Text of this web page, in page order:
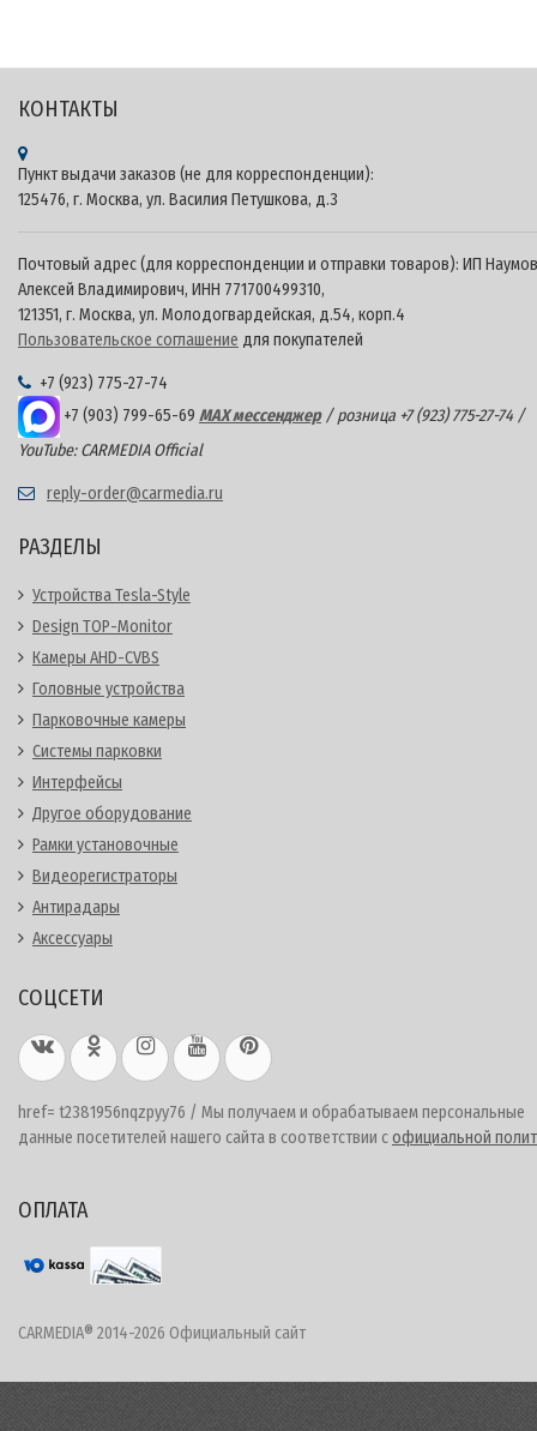
КОНТАКТЫ
Пункт выдачи заказов (не для корреспонденции):
125476, г. Москва, ул. Василия Петушкова, д.3
Почтовый адрес (для корреспонденции и отправки товаров): ИП Наумов
Алексей Владимирович, ИНН 771700499310,
121351, г. Москва, ул. Молодогвардейская, д.54, корп.4
Пользовательское соглашение для покупателей
+7 (923) 775-27-74
+7 (903) 799-65-69 MAX мессенджер/ розница +7 (923) 775-27-74 /
YouTube: CARMEDIA Official
reply-order@carmedia.ru
РАЗДЕЛЫ
Устройства Tesla-Style
Design TOP-Monitor
Камеры AHD-CVBS
Головные устройства
Парковочные камеры
Системы парковки
Интерфейсы
Другое оборудование
Рамки установочные
Видеорегистраторы
Антирадары
Аксессуары
СОЦСЕТИ
href= t2381956nqzpyy76 / Мы получаем и обрабатываем персональные
данные посетителей нашего сайта в соответствии софициальной
ОПЛАТА
CARMEDIA® 2014-2026 Официальный сайт